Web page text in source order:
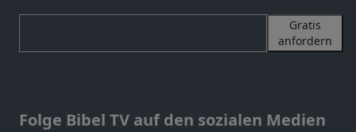
Gratis
anfordern
Folge Bibel TV auf den sozialen Medien